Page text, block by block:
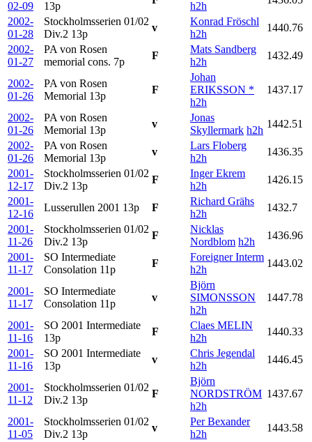
02-09 13p h2h
2002-
01-28
Stockholmsserien 01/02
Div.2 13p
v
Konrad Fröschl
h2h
1440.76
2002-
01-27
PA von Rosen
memorial cons. 7p
F
Mats Sandberg
h2h
1432.49
2002-
01-26
PA von Rosen
Memorial 13p
F
Johan
ERIKSSON *
h2h
1437.17
2002-
01-26
PA von Rosen
Memorial 13p
v
Jonas
Skyllermark h2h
1442.51
2002-
01-26
PA von Rosen
Memorial 13p
v
Lars Floberg
h2h
1436.35
2001-
12-17
Stockholmsserien 01/02
Div.2 13p
F
Inger Ekrem
h2h
1426.15
2001-
12-16
Lusserullen 2001 13p F
Richard Grähs
h2h
1432.7
2001-
11-26
Stockholmsserien 01/02
Div.2 13p
F
Nicklas
Nordblom h2h
1436.96
2001-
11-17
SO Intermediate
Consolation 11p
F
Foreigner Interm
h2h
1443.02
2001-
11-17
SO Intermediate
Consolation 11p
v
Björn
SIMONSSON
h2h
1447.78
2001-
11-16
SO 2001 Intermediate
13p
F
Claes MELIN
h2h
1440.33
2001-
11-16
SO 2001 Intermediate
13p
v
Chris Jegendal
h2h
1446.45
2001-
11-12
Stockholmsserien 01/02
Div.2 13p
F
Björn
NORDSTRÖM
h2h
1437.67
2001-
11-05
Stockholmsserien 01/02
Div.2 13p
v
Per Bexander
h2h
1443.58